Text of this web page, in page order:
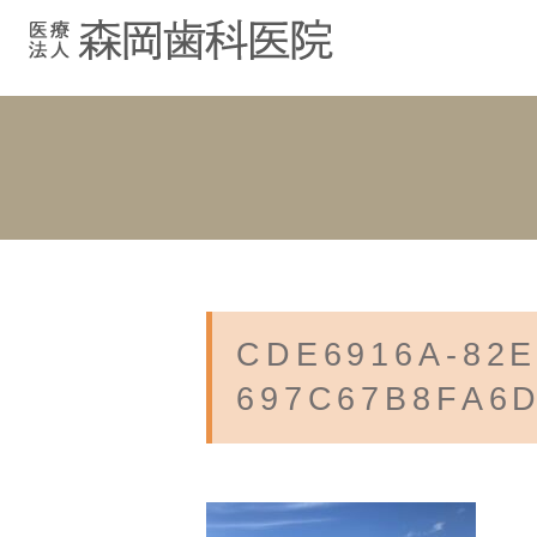
むし歯治療
小児歯科
院長紹介 院内紹介
院長ブログ スタッフブ
CDE6916A-